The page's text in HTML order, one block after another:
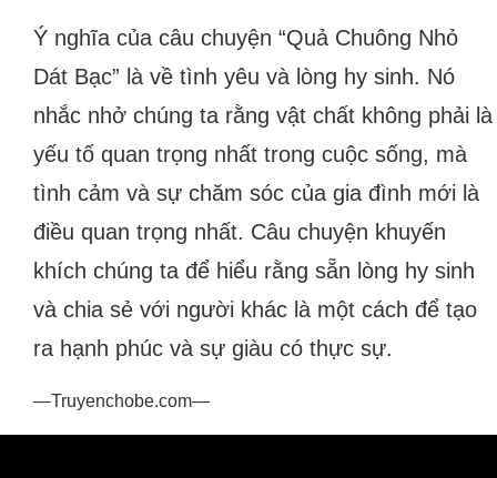
Ý nghĩa của câu chuyện “Quả Chuông Nhỏ
Dát Bạc” là về tình yêu và lòng hy sinh. Nó
nhắc nhở chúng ta rằng vật chất không phải là
yếu tố quan trọng nhất trong cuộc sống, mà
tình cảm và sự chăm sóc của gia đình mới là
điều quan trọng nhất. Câu chuyện khuyến
khích chúng ta để hiểu rằng sẵn lòng hy sinh
và chia sẻ với người khác là một cách để tạo
ra hạnh phúc và sự giàu có thực sự.
—Truyenchobe.com—